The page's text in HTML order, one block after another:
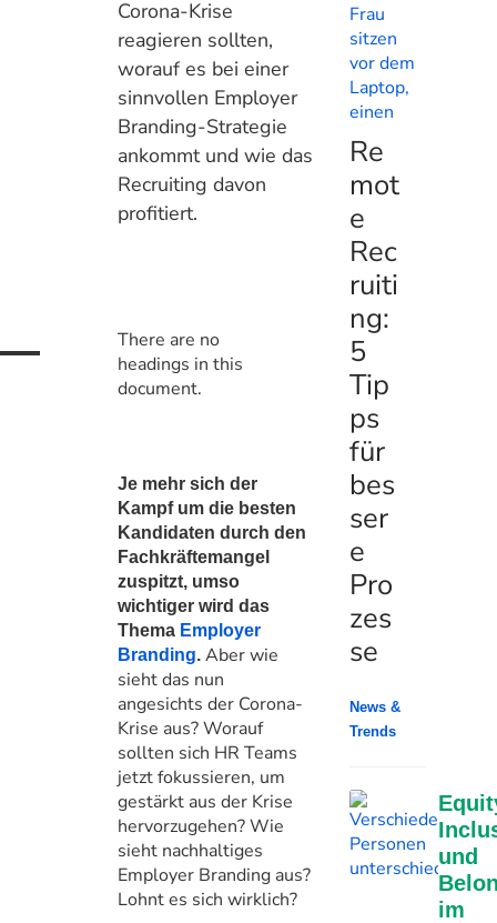
Corona-Krise
reagieren sollten,
worauf es bei einer
sinnvollen Employer
Branding-Strategie
ankommt und wie das
Recruiting davon
profitiert.
There are no
headings in this
document.
Je mehr sich der
Kampf um die besten
Kandidaten durch den
Fachkräftemangel
zuspitzt, umso
wichtiger wird das
Thema Employer
Branding.Aber wie
sieht das nun
angesichts der Corona-
Krise aus? Worauf
sollten sich HR Teams
jetzt fokussieren, um
gestärkt aus der Krise
hervorzugehen? Wie
sieht nachhaltiges
Employer Branding aus?
Lohnt es sich wirklich?
Re
mot
e
Rec
ruiti
ng:
5
Tip
ps
für
bes
ser
e
Pro
zes
se
News &
Trends
und
im